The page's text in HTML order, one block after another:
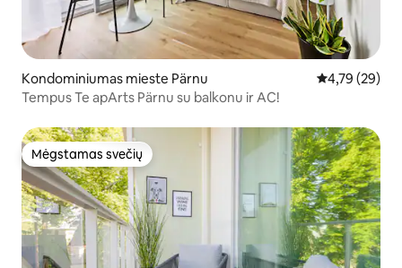
Kondominiumas mieste Pärnu Vidutinis
4,79 (29)
Tempus Te apArts Pärnu su balkonu ir AC!
Mėgstamas svečių
Mėgstamas svečių